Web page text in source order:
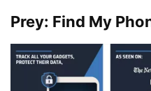
Prey: Find My